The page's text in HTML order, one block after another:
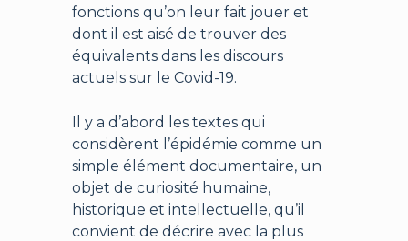
fonctions qu’on leur fait jouer et
dont il est aisé de trouver des
équivalents dans les discours
actuels sur le Covid-19.
Il y a d’abord les textes qui
considèrent l’épidémie comme un
simple élément documentaire, un
objet de curiosité humaine,
historique et intellectuelle, qu’il
convient de décrire avec la plus